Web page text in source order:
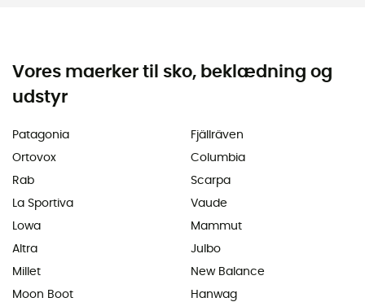
Vores maerker til sko, beklædning og
udstyr
Patagonia
Ortovox
Rab
La Sportiva
Lowa
Altra
Millet
Moon Boot
Fjällräven
Columbia
Scarpa
Vaude
Mammut
Julbo
New Balance
Hanwag